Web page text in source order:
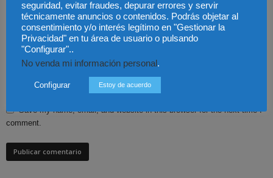
Save my name, email, and website in this browser for the next time I
comment.
seguridad, evitar fraudes, depurar errores y servir
técnicamente anuncios o contenidos. Podrás objetar al
consentimiento y/o interés legítimo en "Gestionar la
Privacidad" en tu área de usuario o pulsando
"Configurar"..
No venda mi información personal .
Configurar Estoy de acuerdo